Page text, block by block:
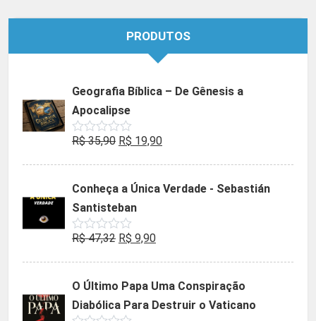
PRODUTOS
Geografia Bíblica – De Gênesis a
Apocalipse
Avaliação
de
R$35,90 O
era:
R$ 35,90.
R$ 19,90O
é:
Conheça a Única Verdade - Sebastián
Santisteban
Avaliação
de
R$47,32 O
era:
R$ 47,32.
R$ 9,90O
é:
R$ 9,90.
O Último Papa Uma Conspiração
Diabólica Para Destruir o Vaticano